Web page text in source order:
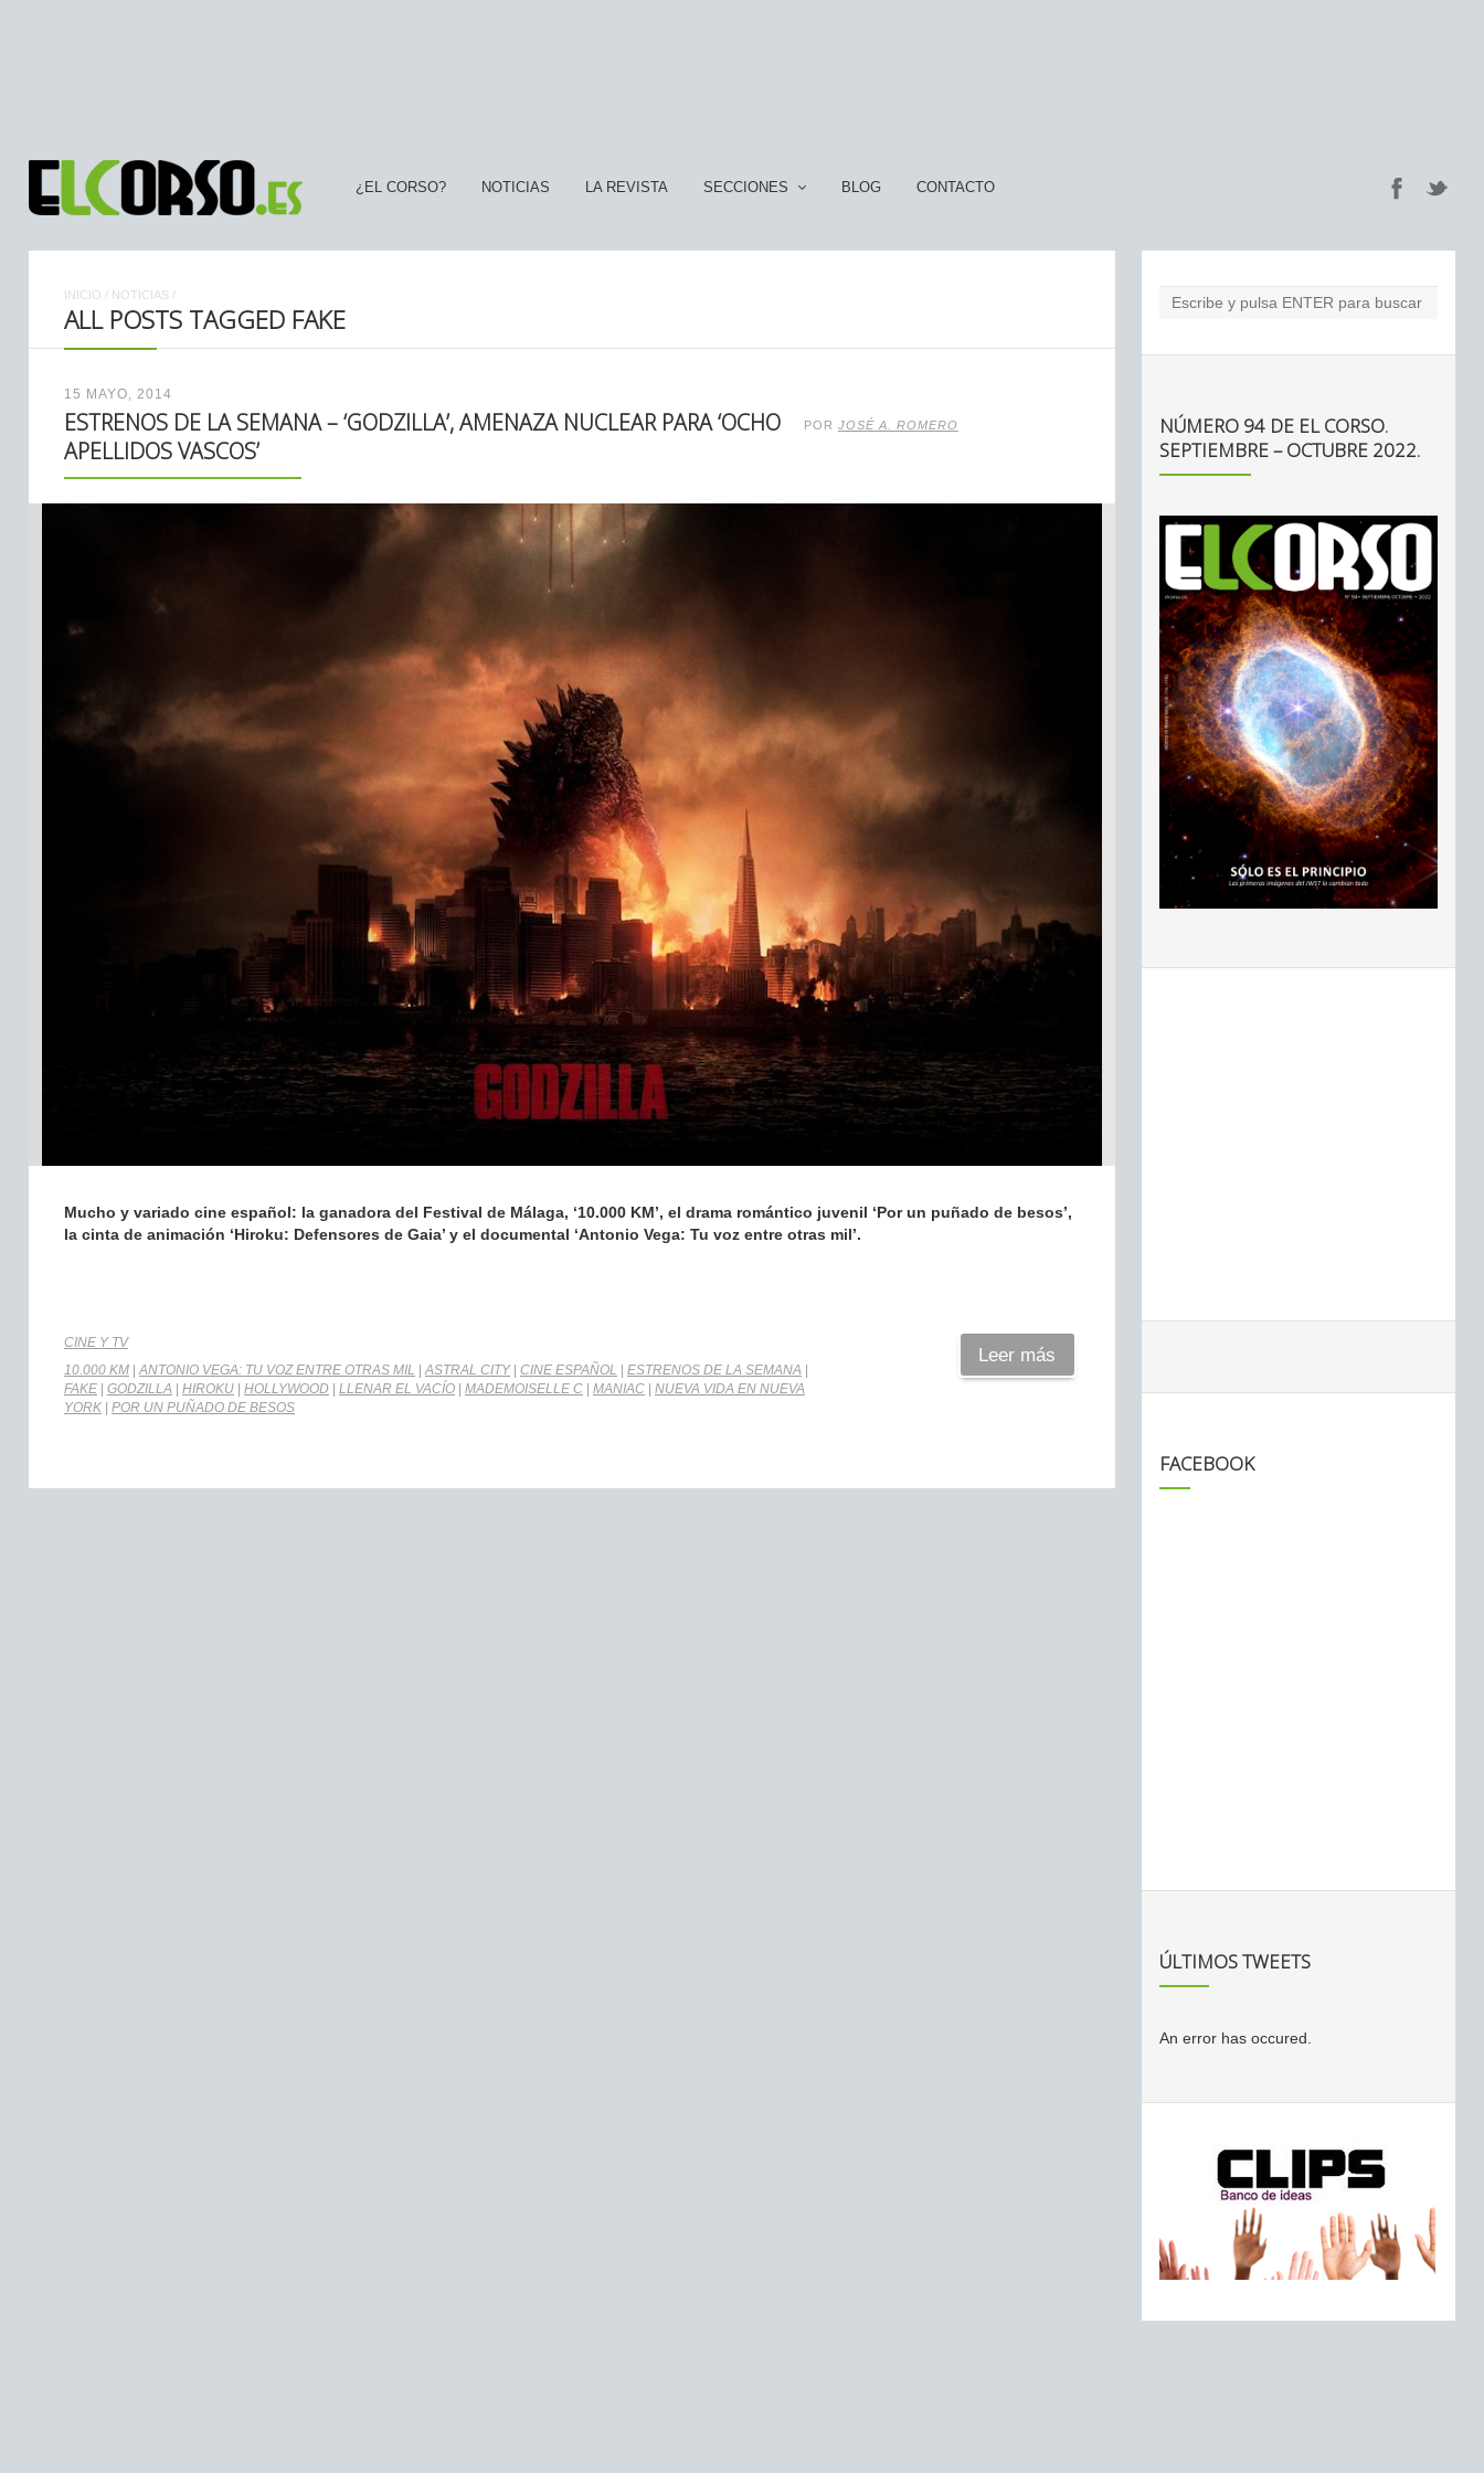
¿EL CORSO? NOTICIAS LA REVISTA SECCIONES BLOG CONTACTO
INICIO / NOTICIAS /
ALL POSTS TAGGED FAKE
15 MAYO, 2014
ESTRENOS DE LA SEMANA – ‘GODZILLA’, AMENAZA NUCLEAR PARA ‘OCHO
APELLIDOS VASCOS’
POR JOSÉ A. ROMERO
Mucho y variado cine español: la ganadora del Festival de Málaga, ‘10.000 KM’, el drama romántico juvenil ‘Por un puñado de besos’,
la cinta de animación ‘Hiroku: Defensores de Gaia’ y el documental ‘Antonio Vega: Tu voz entre otras mil’.
CINE Y TV
10.000 KM |ANTONIO VEGA: TU VOZ ENTRE OTRAS MIL |ASTRAL CITY| CINE ESPAÑOL ESTRENOS DE LA SEMANA
FAKE
GODZILLA HIROKU HOLLYWOOD LLENAR EL VACÍO MADEMOISELLE C MANIAC
NUEVA VIDA EN NUEVA
YORK
POR UN PUÑADO DE BESOS
Leer más
NÚMERO 94 DE EL CORSO.
SEPTIEMBRE – OCTUBRE 2022.
FACEBOOK
ÚLTIMOS TWEETS
An error has occured.